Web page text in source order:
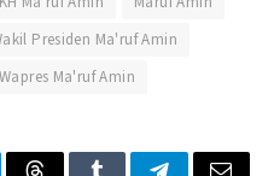
Presiden Ma'ruf Amin
Wapres Ma'ruf Amin